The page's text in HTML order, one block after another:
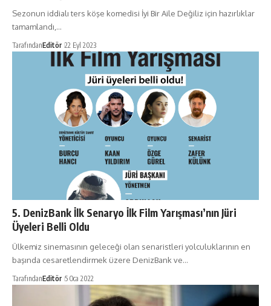
Sezonun iddialı ters köşe komedisi İyi Bir Aile Değiliz için hazırlıklar
tamamlandı,…
TarafındanEditör 22 Eyl 2023
5. DenizBank İlk Senaryo İlk Film Yarışması’nın Jüri
Üyeleri Belli Oldu
Ülkemiz sinemasının geleceği olan senaristleri yolculuklarının en
başında cesaretlendirmek üzere DenizBank ve…
TarafındanEditör 5 Oca 2022